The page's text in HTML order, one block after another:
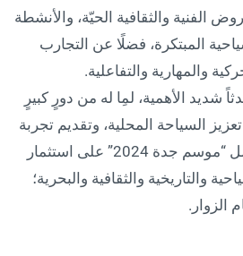
الفنية والثقافية الحيّة، والأنشطة
المبتكرة، فضلًا عن التجارب
والمهارية والتفاعلية.
شديد الأهمية، لمِا له من دورٍ كبيرٍ
السياحة المحلية، وتقديم تجربة
ترفيهية مميزة، حيث يعمل “موسم جدة 2024” على استثمار
والتاريخية والثقافية والبحرية؛
الزوار.